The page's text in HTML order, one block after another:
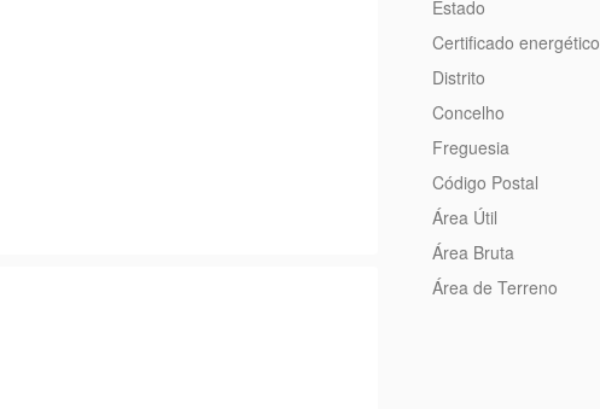
Estado
Certificado energético
Distrito
Concelho
Freguesia
Código Postal
Área Útil
Área Bruta
Área de Terreno